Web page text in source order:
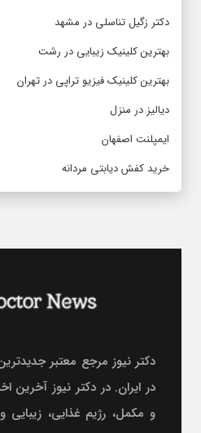
دکتر زگیل تناسلی در مشهد
بهترین کلینیک زیبایی در رشت
بهترین کلینیک فیزیو تراپی در تهران
دیالیز در منزل
ایمپلنت اصفهان
خرید کفش دیابتی مردانه
دکتر نیوز مرجع معتبر
در ایران. در دکتر نیوز آخرین
و مکمل، رژیم غذایی،